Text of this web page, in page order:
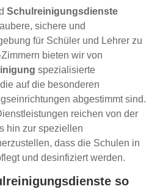
Schulreinigungsdienste
sichere und
für Schüler und Lehrer zu
bieten wir von
spezialisierte
auf die besonderen
abgestimmt sind.
reichen von der
hin zur speziellen
dass die Schulen in
und desinfiziert werden.
so